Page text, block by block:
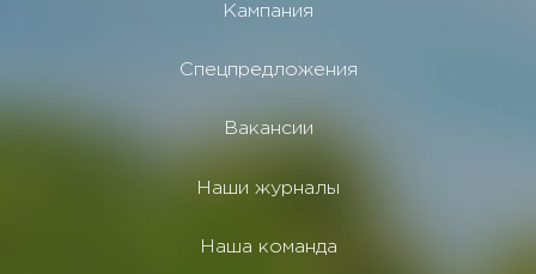
Кампания
Спецпредложения
Вакансии
Наши журналы
Наша команда